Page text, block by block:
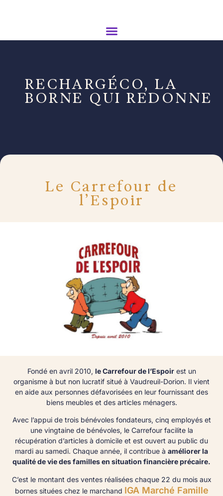
RECHARGÉCO, LA
BORNE QUI REDONNE
Le Carrefour de
l’Espoir
Fondé en avril 2010, le Carrefour de l’Espoirest un
organisme à but non lucratif situé à Vaudreuil-Dorion. Il vient
en aide aux personnes défavorisées en leur fournissant des
biens meubles et des articles ménagers.
Avec l’appui de trois bénévoles fondateurs, cinq employés et
une vingtaine de bénévoles, le Carrefour facilite la
récupération d’articles à domicile et est ouvert au public du
mardi au samedi. Chaque année, il contribue à améliorer la
qualité de vie des familles en situation financière précaire.
C’est le montant des ventes réalisées chaque 22 du mois aux
bornes situées chez le marchand IGA Marché Famille